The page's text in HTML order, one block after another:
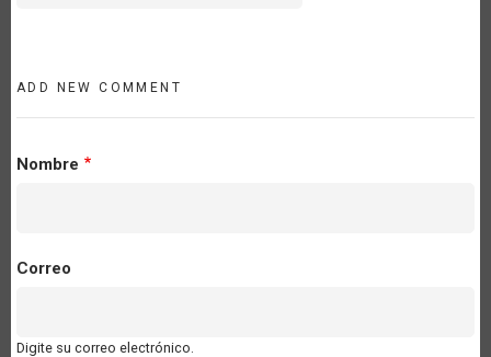
ADD NEW COMMENT
Nombre
Correo
Digite su correo electrónico.